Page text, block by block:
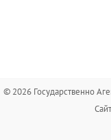
© 2026 Государственно